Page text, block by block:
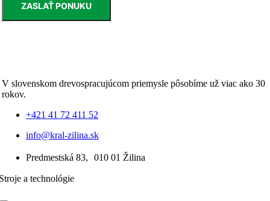
ZASLAŤ PONUKU
V slovenskom drevospracujúcom priemysle pôsobíme už viac ako 30
rokov.
+421 41 72 411 52
info@kral-zilina.sk
Predmestská 83, 010 01 Žilina
a technológie